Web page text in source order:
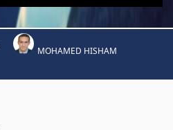
MOHAMED HISHAM